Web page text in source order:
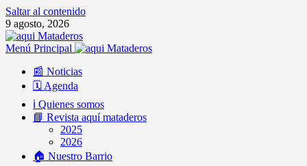
Saltar al contenido
9 agosto, 2026
Menú Principal
📰 Noticias
🗓️ Agenda
ℹ️ Quienes somos
📘 Revista aquí mataderos
2025
2026
🏠 Nuestro Barrio